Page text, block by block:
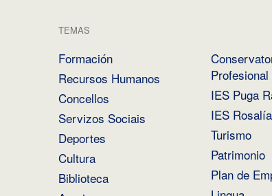
TEMAS
Formación
Recursos Humanos
Concellos
Servizos Sociais
Deportes
Cultura
Biblioteca
IES Puga
IES
Turismo
Patrimonio
Plan de